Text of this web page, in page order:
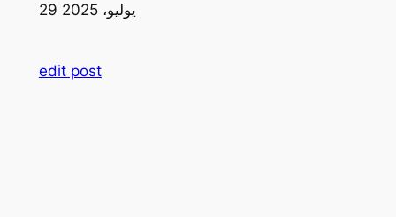
29 يوليو، 2025
edit post